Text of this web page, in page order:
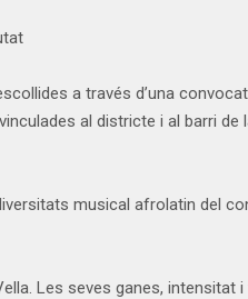
a través d’una
al districte i al barri
musical afrolatin del
Les seves ganes,